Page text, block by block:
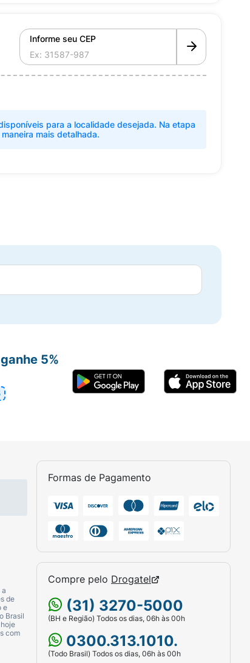
Informe seu CEP
para a localidade desejada. Na etapa
mais detalhada.
de
e
Brasil
com
Formas de Pagamento
Compre pelo Drogatel
(31) 3270-5000
(BH e Região) Todos os dias, 06h às 00h
0300.313.1010.
(Todo Brasil) Todos os dias, 06h às 00h
5%